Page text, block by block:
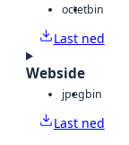
octetbin
Last ned
Webside
jpegbin
Last ned